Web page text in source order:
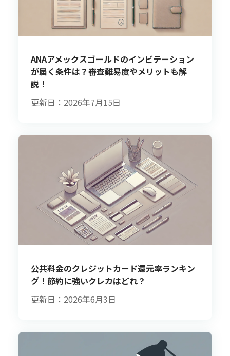
ANAアメックスゴールドのインビテーション
が届く条件は？審査難易度やメリットも解
説！
更新日：2026年7月15日
公共料金のクレジットカード還元率ランキン
グ！節約に強いクレカはどれ？
更新日：2026年6月3日